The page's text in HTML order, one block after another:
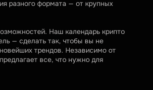
разного формата — от крупных
Наш календарь крипто
— сделать так, чтобы вы не
трендов. Независимо от
все, что нужно для